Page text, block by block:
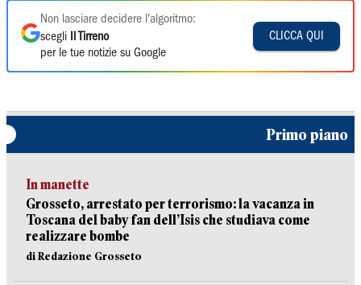
Non lasciare decidere l'algoritmo:
scegli
Il Tirreno
per le tue notizie su Google
CLICCA QUI
Primo piano
In manette
Grosseto, arrestato per terrorismo: la vacanza in
Toscana del baby fan dell’Isis che studiava come
realizzare bombe
di Redazione Grosseto